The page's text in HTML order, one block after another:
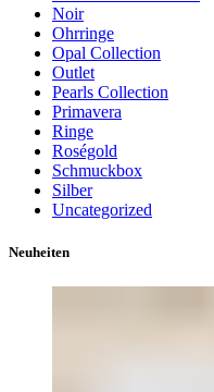
Noir
Ohrringe
Opal Collection
Outlet
Pearls Collection
Primavera
Ringe
Roségold
Schmuckbox
Silber
Uncategorized
Neuheiten